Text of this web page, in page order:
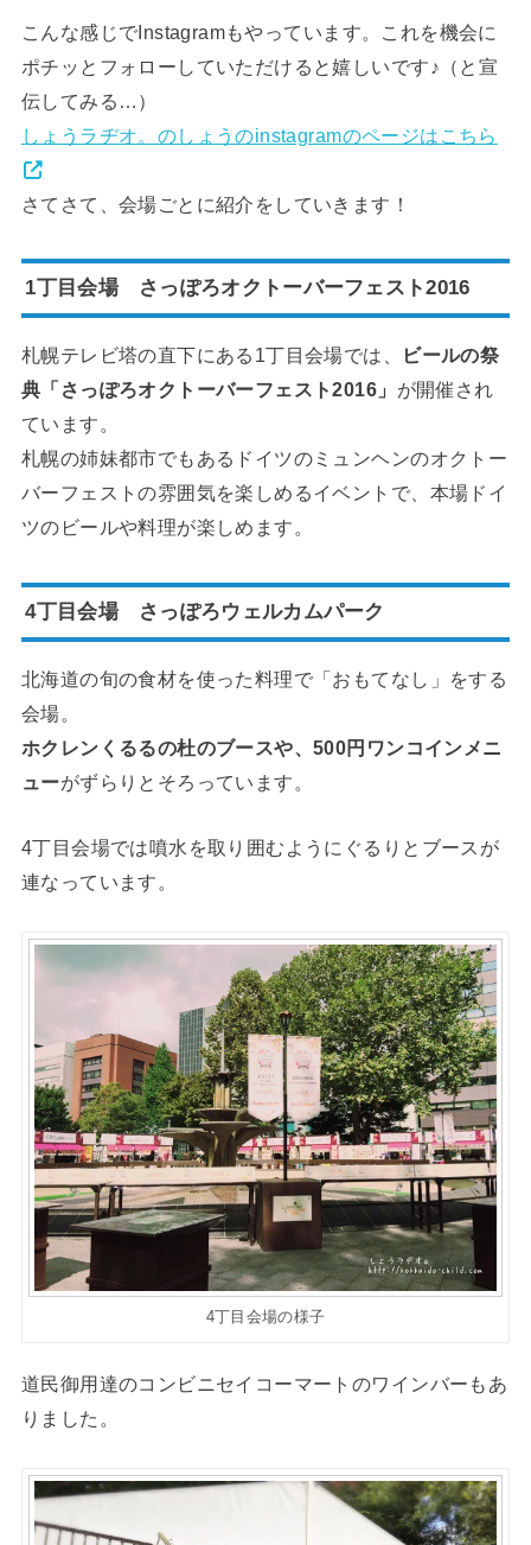
こんな感じでInstagramもやっています。これを機会に
ポチッとフォローしていただけると嬉しいです♪（と宣
伝してみる…）
しょうラヂオ。のしょうのinstagramのページはこちら
さてさて、会場ごとに紹介をしていきます！
1丁目会場 さっぽろオクトーバーフェスト2016
札幌テレビ塔の直下にある1丁目会場では、
ビールの祭
典「さっぽろオクトーバーフェスト2016」 が開催され
ています。
札幌の姉妹都市でもあるドイツのミュンヘンのオクトー
バーフェストの雰囲気を楽しめるイベントで、本場ドイ
ツのビールや料理が楽しめます。
4丁目会場 さっぽろウェルカムパーク
北海道の旬の食材を使った料理で「おもてなし」をする
会場。
ホクレンくるるの杜のブースや、500円ワンコインメニ
ューがずらりとそろっています。
4丁目会場では噴水を取り囲むようにぐるりとブースが
連なっています。
4丁目会場の様子
道民御用達のコンビニセイコーマートのワインバーもあ
りました。